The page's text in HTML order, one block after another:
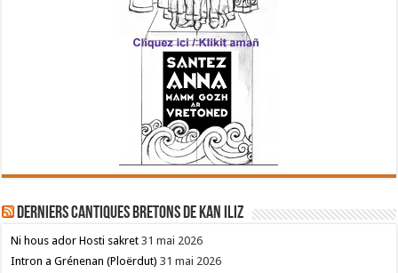
Derniers cantiques bretons de Kan Iliz
Ni hous ador Hosti sakret 31 mai 2026
Intron a Grénenan (Ploërdut) 31 mai 2026